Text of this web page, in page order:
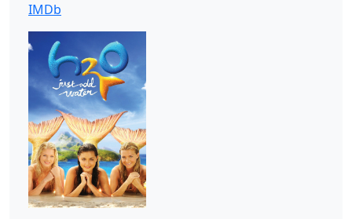
IMDb